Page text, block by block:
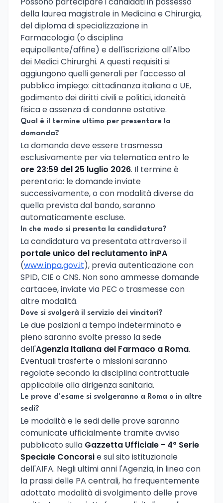
della laurea magistrale in Medicina e Chirurgia,
del diploma di specializzazione in
Farmacologia (o disciplina
equipollente/affine) e dell'iscrizione all'Albo
dei Medici Chirurghi. A questi requisiti si
aggiungono quelli generali per l'accesso al
pubblico impiego: cittadinanza italiana o UE,
godimento dei diritti civili e politici, idoneità
fisica e assenza di condanne ostative.
Qual è il termine ultimo per presentare la
domanda?
La domanda deve essere trasmessa
esclusivamente per via telematica entro le
ore 23:59 del 25 luglio 2026. Il termine è
perentorio: le domande inviate
successivamente, o con modalità diverse da
quella prevista dal bando, saranno
automaticamente escluse.
In che modo si presenta la candidatura?
La candidatura va presentata attraverso il
portale unico del reclutamento inPA
(www.inpa.gov.it), previa autenticazione con
SPID, CIE o CNS. Non sono ammesse domande
cartacee, inviate via PEC o trasmesse con
altre modalità.
Dove si svolgerà il servizio dei vincitori?
Le due posizioni a tempo indeterminato e
pieno saranno svolte presso la sede
dell'Agenzia Italiana del Farmaco a Roma.
Eventuali trasferte o missioni saranno
regolate secondo la disciplina contrattuale
applicabile alla dirigenza sanitaria.
Le prove d'esame si svolgeranno a Roma o in altre
sedi?
Le modalità e le sedi delle prove saranno
comunicate ufficialmente tramite avviso
pubblicato sulla Gazzetta Ufficiale - 4ª Serie
Speciale Concorsie sul sito istituzionale
dell'AIFA. Negli ultimi anni l'Agenzia, in linea con
la prassi delle PA centrali, ha frequentemente
adottato modalità di svolgimento delle prove